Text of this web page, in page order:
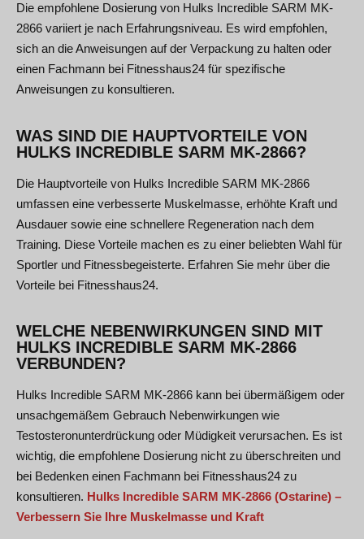
Die empfohlene Dosierung von Hulks Incredible SARM MK-
2866 variiert je nach Erfahrungsniveau. Es wird empfohlen,
sich an die Anweisungen auf der Verpackung zu halten oder
einen Fachmann bei Fitnesshaus24 für spezifische
Anweisungen zu konsultieren.
WAS SIND DIE HAUPTVORTEILE VON
HULKS INCREDIBLE SARM MK-2866?
Die Hauptvorteile von Hulks Incredible SARM MK-2866
umfassen eine verbesserte Muskelmasse, erhöhte Kraft und
Ausdauer sowie eine schnellere Regeneration nach dem
Training. Diese Vorteile machen es zu einer beliebten Wahl für
Sportler und Fitnessbegeisterte. Erfahren Sie mehr über die
Vorteile bei Fitnesshaus24.
WELCHE NEBENWIRKUNGEN SIND MIT
HULKS INCREDIBLE SARM MK-2866
VERBUNDEN?
Hulks Incredible SARM MK-2866 kann bei übermäßigem oder
unsachgemäßem Gebrauch Nebenwirkungen wie
Testosteronunterdrückung oder Müdigkeit verursachen. Es ist
wichtig, die empfohlene Dosierung nicht zu überschreiten und
bei Bedenken einen Fachmann bei Fitnesshaus24 zu
konsultieren. Hulks Incredible SARM MK-2866 (Ostarine) –
Verbessern Sie Ihre Muskelmasse und Kraft